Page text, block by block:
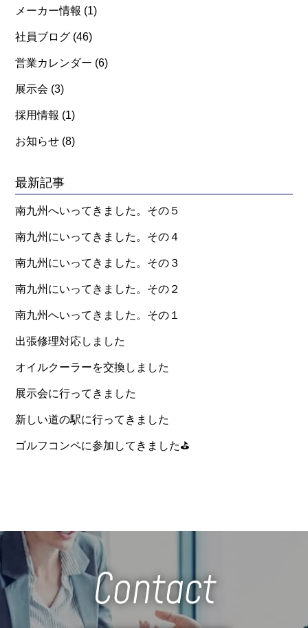
メーカー情報 (1)
社員ブログ (46)
営業カレンダー (6)
展示会 (3)
採用情報 (1)
お知らせ (8)
最新記事
南九州へいってきました。その５
南九州にいってきました。その４
南九州にいってきました。その３
南九州にいってきました。その２
南九州へいってきました。その１
出張修理対応しました
オイルクーラーを交換しました
展示会に行ってきました
新しい道の駅に行ってきました
ゴルフコンペに参加してきました⛳️
Contact